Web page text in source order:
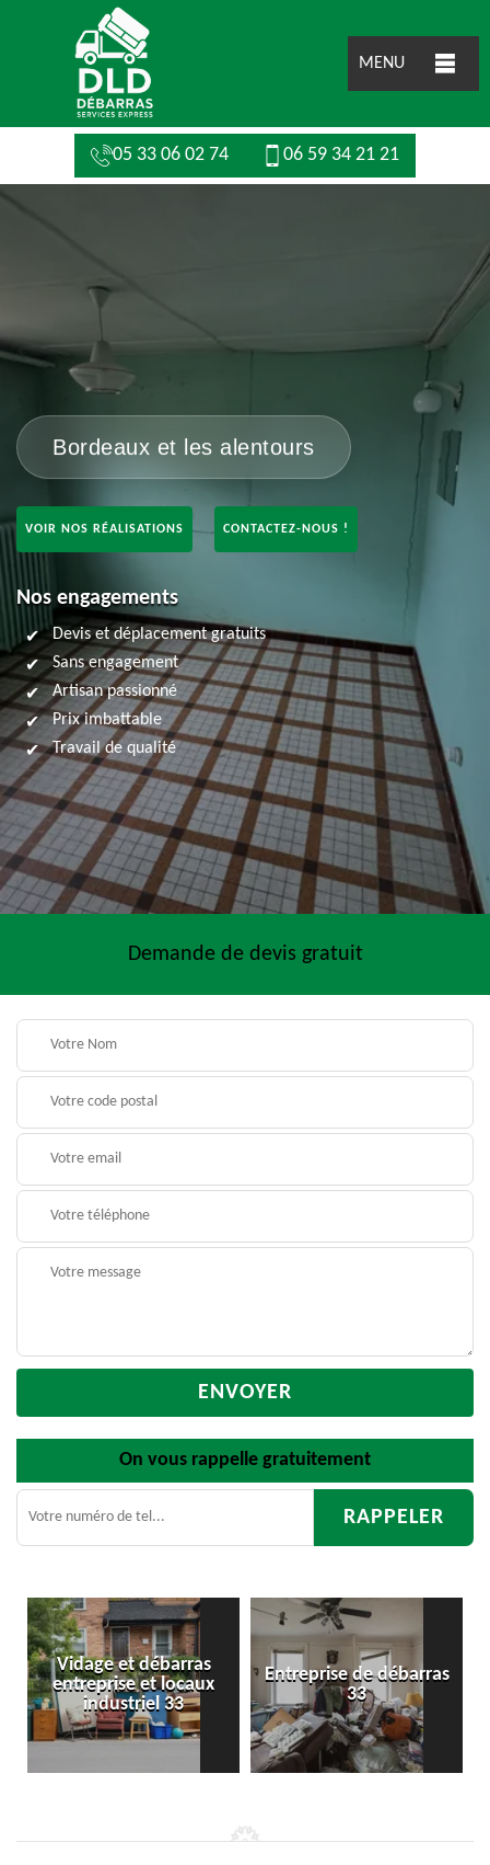
MENU
05 33 06 02 74 06 59 34 21 21
Bordeaux et les alentours
VOIR NOS RÉALISATIONS CONTACTEZ-NOUS !
Nos engagements
Devis et déplacement gratuits
Sans engagement
Artisan passionné
Prix imbattable
Travail de qualité
Demande de devis gratuit
On vous rappelle gratuitement
Entreprise de débarras
33
Débarras
d'appartement 33